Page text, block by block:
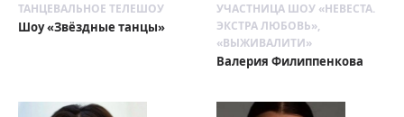
ТАНЦЕВАЛЬНОЕ ТЕЛЕШОУ
Шоу «Звёздные танцы»
УЧАСТНИЦА ШОУ «НЕВЕСТА.
ЭКСТРА ЛЮБОВЬ»,
«ВЫЖИВАЛИТИ»
Валерия Филиппенкова